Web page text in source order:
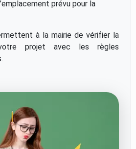
prévu pour la
à la mairie de vérifier la
projet avec les règles